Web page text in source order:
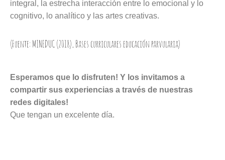
integral, la estrecha interacción entre lo emocional y lo
cognitivo, lo analítico y las artes creativas.
(Fuente: MINEDUC (2018), Bases curriculares educación parvularia)
Esperamos que lo disfruten! Y los invitamos a
compartir sus experiencias a través de nuestras
redes digitales!
Que tengan un excelente día.